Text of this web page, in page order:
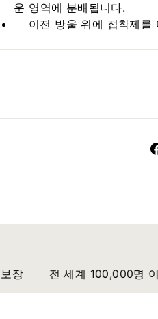
운 영역에 분배됩니다.
이전 방울 위에 접착제를
전 세계 100,000명 이상